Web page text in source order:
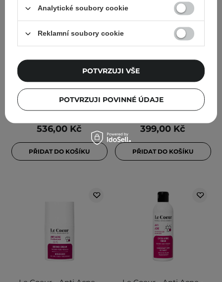
Serum - Sérum s
kyselinou azelaovou - 30
ml
536,00 Kč
PŘIDAT DO KOŠÍKU
Le Coeur - SPT - Sérum
akné - 15 ml
399,00 Kč
PŘIDAT DO KOŠÍKU
Analytické soubory cookie
Reklamní soubory cookie
POTVRZUJI POVINNÉ ÚDAJE
POTVRZUJI VŠE